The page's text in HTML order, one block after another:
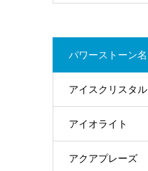
パワーストーン名
アイスクリスタル
アイオライト
アクアプレーズ